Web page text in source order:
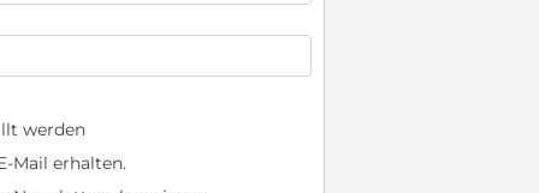
werden
Mail erhalten.